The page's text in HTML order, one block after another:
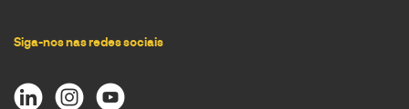
Siga-nos nas redes sociais